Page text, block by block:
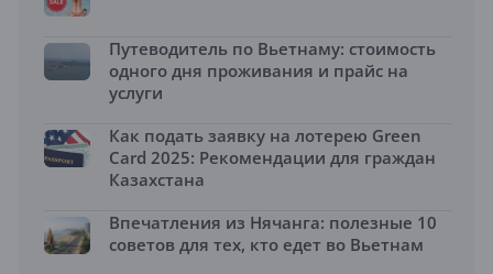
Путеводитель по Вьетнаму: стоимость
одного дня проживания и прайс на
услуги
Как подать заявку на лотерею Green
Card 2025: Рекомендации для граждан
Казахстана
Впечатления из Нячанга: полезные 10
советов для тех, кто едет во Вьетнам